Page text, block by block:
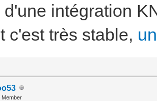
intégration
c'est très stable,
Member